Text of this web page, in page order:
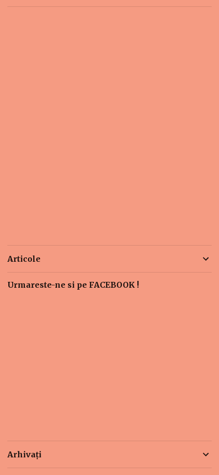
Articole
Urmareste-ne si pe FACEBOOK !
Arhivați